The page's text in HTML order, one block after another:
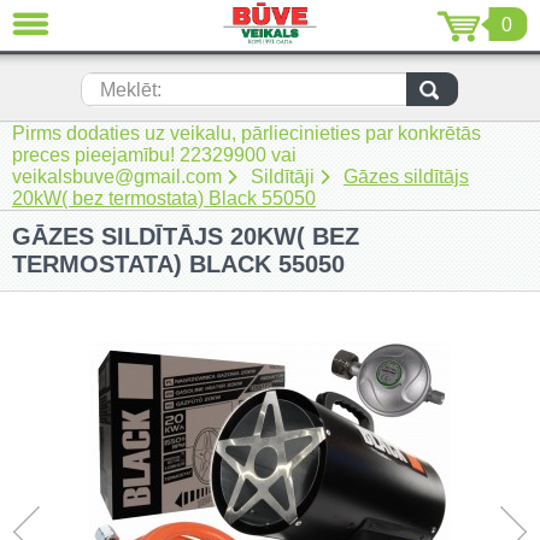
0
Meklēt:
Pirms dodaties uz veikalu, pārliecinieties par konkrētās
preces pieejamību! 22329900 vai
veikalsbuve@gmail.com
Sildītāji
Gāzes sildītājs
20kW( bez termostata) Black ​55050
GĀZES SILDĪTĀJS 20KW( BEZ
TERMOSTATA) BLACK ​55050
AIZVĒRT
Jaunumi (230)
Akumulatora instrumenti (206)
Akumulatoru lādētāji un piederumi
(116)
Auto ķīmija un piederumi kopšanai
Auto piederumi (7)
Celtniecības tehnika (51)
Elektroinstrumenti (69)
Rokas elektroinstrumenti (2)